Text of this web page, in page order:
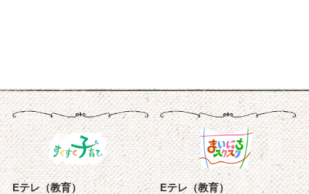
Eテレ（教育） Eテレ（教育）